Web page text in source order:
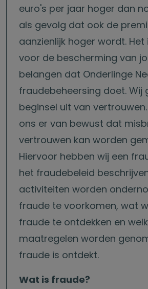
euro's per jaar hoger dan
als gevolg dat ook de
aanzienlijk hoger wordt.
voor de bescherming van
belangen dat Onderlinge
fraudebeheersing doet. Wij
beginsel uit van
ons er van bewust dat
vertrouwen kan worden
Hiervoor hebben wij een
het fraudebeleid
activiteiten worden
fraude te voorkomen, wat
fraude te ontdekken en
maatregelen worden
fraude is ontdekt.
Wat is fraude?